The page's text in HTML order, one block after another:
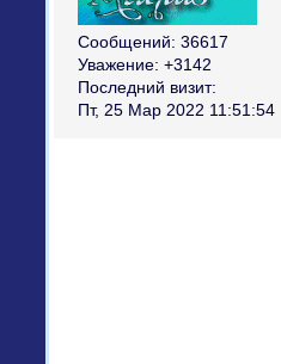
Сообщений: 36617
Уважение: +3142
Последний визит:
Пт, 25 Мар 2022 11:51:54